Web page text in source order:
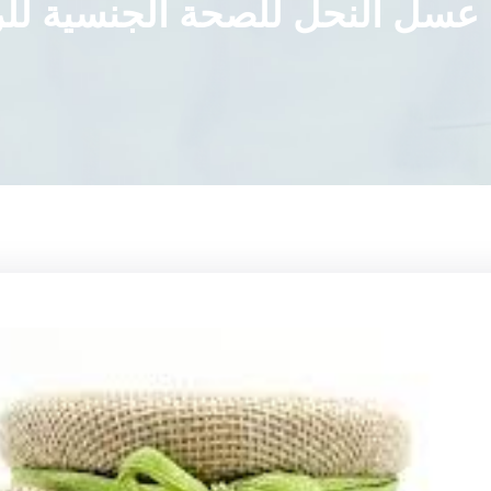
عسل النحل للصحة الجنسية